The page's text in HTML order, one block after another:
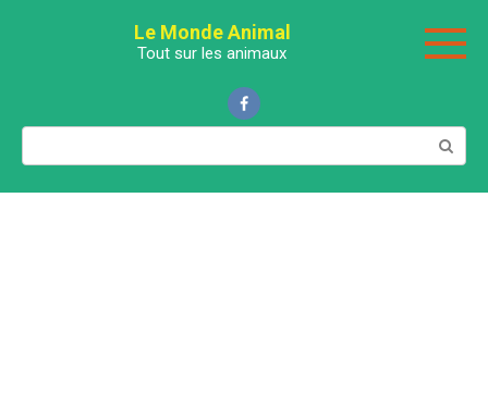
Le Monde Animal
Tout sur les animaux
Поиск: